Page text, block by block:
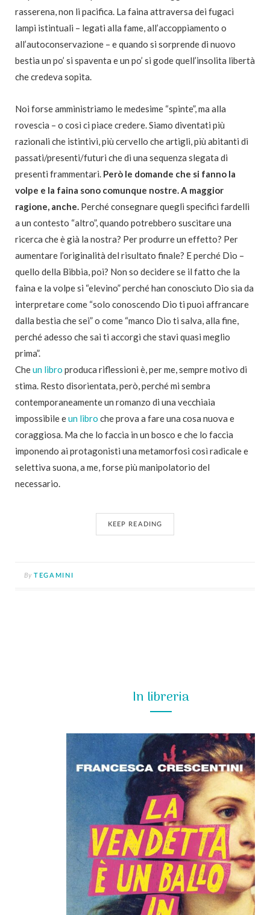
rasserena, non li pacifica. La faina attraversa dei fugaci
lampi istintuali – legati alla fame, all’accoppiamento o
all’autoconservazione – e quando si sorprende di nuovo
bestia un po’ si spaventa e un po’ si gode quell’insolita libertà
che credeva sopita.
Noi forse amministriamo le medesime “spinte”, ma alla
rovescia – o così ci piace credere. Siamo diventati più
razionali che istintivi, più cervello che artigli, più abitanti di
passati/presenti/futuri che di una sequenza slegata di
presenti frammentari. Però le domande che si fanno la
volpe e la faina sono comunque nostre. A maggior
ragione, anche. Perché consegnare quegli specifici fardelli
a un contesto “altro”, quando potrebbero suscitare una
ricerca che è già la nostra? Per produrre un effetto? Per
aumentare l’originalità del risultato finale? E perché Dio –
quello della Bibbia, poi? Non so decidere se il fatto che la
faina e la volpe si “elevino” perché han conosciuto Dio sia da
interpretare come “solo conoscendo Dio ti puoi affrancare
dalla bestia che sei” o come “manco Dio ti salva, alla fine,
perché adesso che sai ti accorgi che stavi quasi meglio
prima”.
Cheun libro produca riflessioni è, per me, sempre motivo di
stima. Resto disorientata, però, perché mi sembra
contemporaneamente un romanzo di una vecchiaia
impossibile eun libro che prova a fare una cosa nuova e
coraggiosa. Ma che lo faccia in un bosco e che lo faccia
imponendo ai protagonisti una metamorfosi così radicale e
selettiva suona, a me, forse più manipolatorio del
necessario.
KEEP READING
By TEGAMINI
In libreria